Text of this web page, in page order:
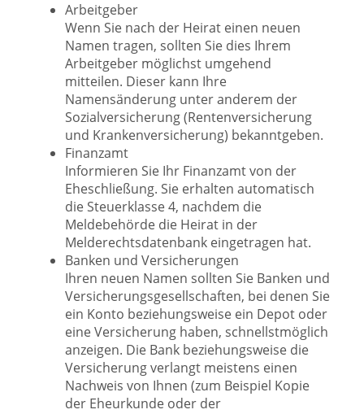
Arbeitgeber
Wenn Sie nach der Heirat einen neuen
Namen tragen, sollten Sie dies Ihrem
Arbeitgeber möglichst umgehend
mitteilen. Dieser kann Ihre
Namensänderung unter anderem der
Sozialversicherung (Rentenversicherung
und Krankenversicherung) bekanntgeben.
Finanzamt
Informieren Sie Ihr Finanzamt von der
Eheschließung. Sie erhalten automatisch
die Steuerklasse 4, nachdem die
Meldebehörde die Heirat in der
Melderechtsdatenbank eingetragen hat.
Banken und Versicherungen
Ihren neuen Namen sollten Sie Banken und
Versicherungsgesellschaften, bei denen Sie
ein Konto beziehungsweise ein Depot oder
eine Versicherung haben, schnellstmöglich
anzeigen. Die Bank beziehungsweise die
Versicherung verlangt meistens einen
Nachweis von Ihnen (zum Beispiel Kopie
der Eheurkunde oder der